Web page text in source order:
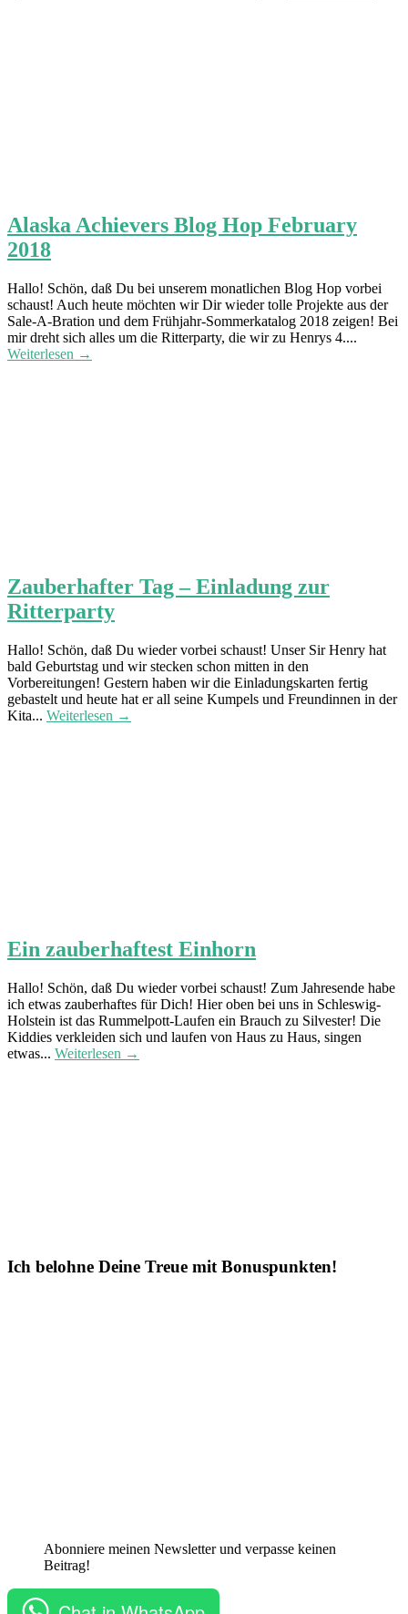
Alaska Achievers Blog Hop February
2018
Hallo! Schön, daß Du bei unserem monatlichen Blog Hop vorbei
schaust! Auch heute möchten wir Dir wieder tolle Projekte aus der
Sale-A-Bration und dem Frühjahr-Sommerkatalog 2018 zeigen! Bei
mir dreht sich alles um die Ritterparty, die wir zu Henrys 4....
Weiterlesen →
Zauberhafter Tag – Einladung zur
Ritterparty
Hallo! Schön, daß Du wieder vorbei schaust! Unser Sir Henry hat
bald Geburtstag und wir stecken schon mitten in den
Vorbereitungen! Gestern haben wir die Einladungskarten fertig
gebastelt und heute hat er all seine Kumpels und Freundinnen in der
Kita... Weiterlesen →
Ein zauberhaftest Einhorn
Hallo! Schön, daß Du wieder vorbei schaust! Zum Jahresende habe
ich etwas zauberhaftes für Dich! Hier oben bei uns in Schleswig-
Holstein ist das Rummelpott-Laufen ein Brauch zu Silvester! Die
Kiddies verkleiden sich und laufen von Haus zu Haus, singen
etwas... Weiterlesen →
Ich belohne Deine Treue mit Bonuspunkten!
Abonniere meinen Newsletter und verpasse keinen
Beitrag!